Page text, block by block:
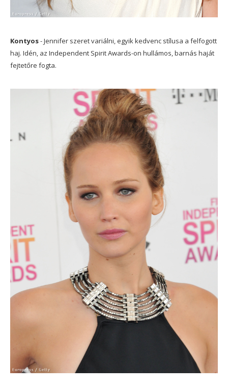
Kontyos- Jennifer szeret variálni, egyik kedvenc stílusa a felfogott
haj. Idén, az Independent Spirit Awards-on hullámos, barnás haját
fejtetőre fogta.